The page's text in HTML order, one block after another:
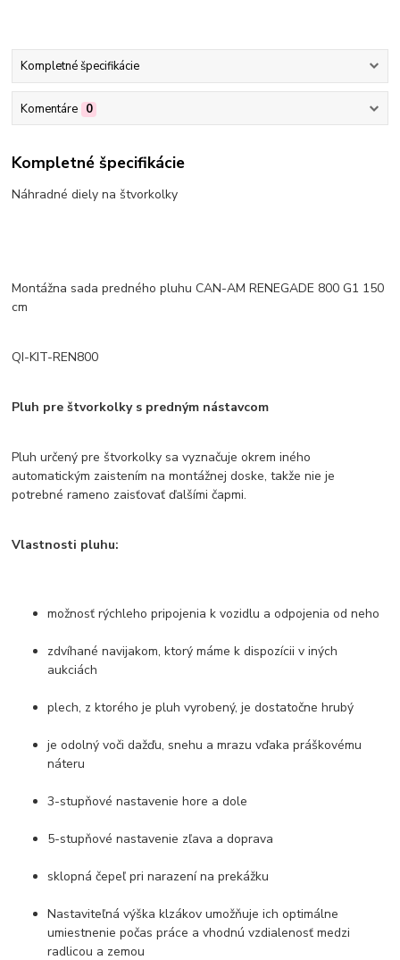
Kompletné špecifikácie
Komentáre 0
Kompletné špecifikácie
Náhradné diely na štvorkolky
Montážna sada predného pluhu CAN-AM RENEGADE 800 G1 150
cm
QI-KIT-REN800
Pluh pre štvorkolky s predným nástavcom
Pluh určený pre štvorkolky sa vyznačuje okrem iného
automatickým zaistením na montážnej doske, takže nie je
potrebné rameno zaisťovať ďalšími čapmi.
Vlastnosti pluhu:
možnosť rýchleho pripojenia k vozidlu a odpojenia od neho
zdvíhané navijakom, ktorý máme k dispozícii v iných
aukciách
plech, z ktorého je pluh vyrobený, je dostatočne hrubý
je odolný voči dažďu, snehu a mrazu vďaka práškovému
náteru
3-stupňové nastavenie hore a dole
5-stupňové nastavenie zľava a doprava
sklopná čepeľ pri narazení na prekážku
Nastaviteľná výška klzákov umožňuje ich optimálne
umiestnenie počas práce a vhodnú vzdialenosť medzi
radlicou a zemou